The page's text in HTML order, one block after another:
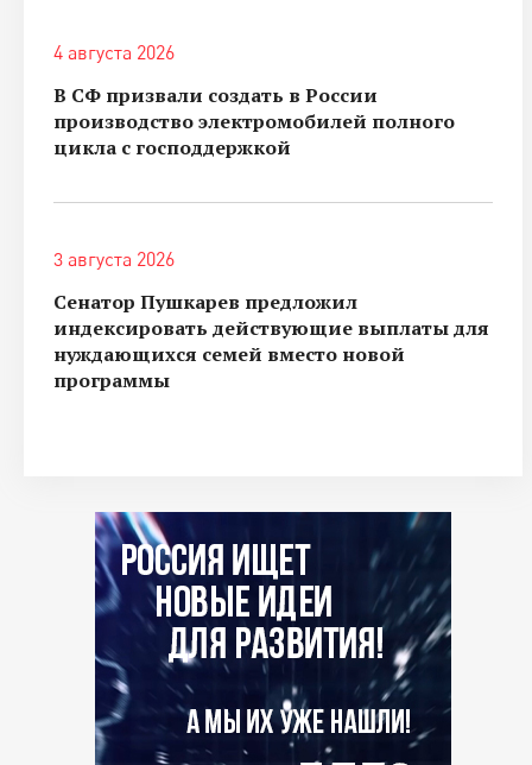
4 августа 2026
В СФ призвали создать в России
производство электромобилей полного
цикла с господдержкой
3 августа 2026
Сенатор Пушкарев предложил
индексировать действующие выплаты для
нуждающихся семей вместо новой
программы